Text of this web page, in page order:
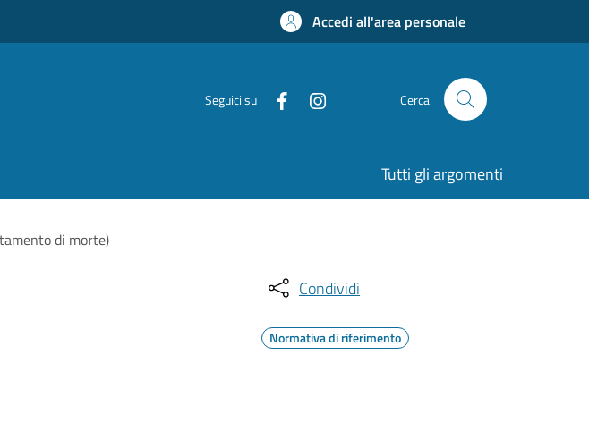
Accedi all'area personale
Seguici su Cerca
Tutti gli argomenti
di morte)
Condividi
Normativa di riferimento